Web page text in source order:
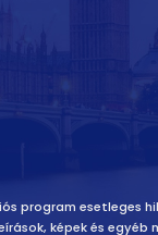
program esetleges
képek és